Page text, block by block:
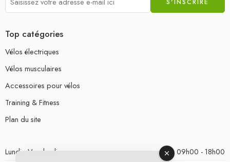
Top catégories
Vélos électriques
Vélos musculaires
Accessoires pour vélos
Training & Fitness
Plan du site
Lundi - Vendredi 09h00 - 18h00